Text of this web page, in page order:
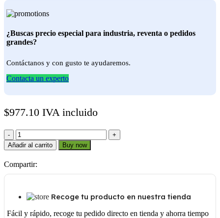
¿Buscas precio especial para industria, reventa o pedidos
grandes?
Contáctanos y con gusto te ayudaremos.
Contacta un experto
$977.10 IVA incluido
P1
35MM
cantidad
Añadir al carrito Buy now
Compartir:
Recoge tu producto en nuestra tienda
Fácil y rápido, recoge tu pedido directo en tienda y ahorra tiempo